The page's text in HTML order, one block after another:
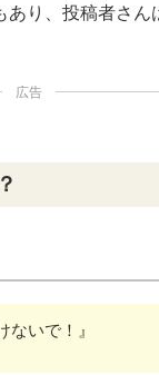
り、投稿者さ
広告
ないで！』